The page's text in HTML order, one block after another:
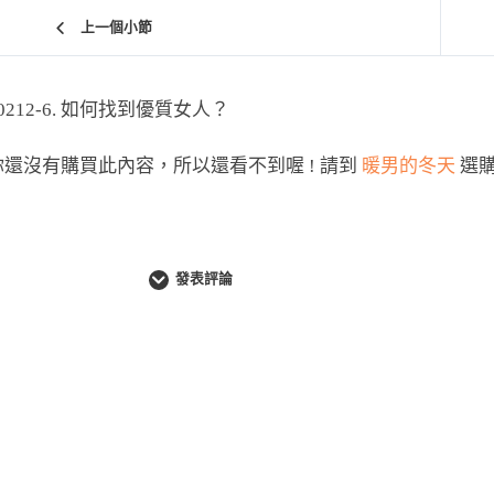
上一個小節
6. 如何找到優質女人？
還沒有購買此內容，所以還看不到喔 ! 請到 暖男的冬天 選
發表評論